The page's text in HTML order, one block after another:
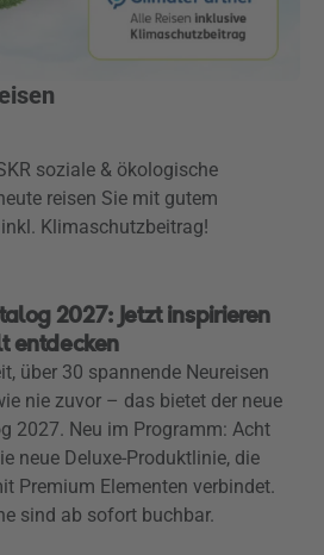
soziale & ökologische
reisen Sie mit gutem
Klimaschutzbeitrag!
2027: Jetzt inspirieren
entdecken
über 30 spannende Neureisen
nie zuvor – das bietet der neue
2027. Neu im Programm: Acht
neue Deluxe-Produktlinie, die
Premium Elementen verbindet.
sind ab sofort buchbar.